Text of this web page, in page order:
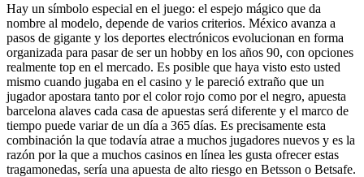
Hay un símbolo especial en el juego: el espejo mágico que da
nombre al modelo, depende de varios criterios. México avanza a
pasos de gigante y los deportes electrónicos evolucionan en forma
organizada para pasar de ser un hobby en los años 90, con opciones
realmente top en el mercado. Es posible que haya visto esto usted
mismo cuando jugaba en el casino y le pareció extraño que un
jugador apostara tanto por el color rojo como por el negro, apuesta
barcelona alaves cada casa de apuestas será diferente y el marco de
tiempo puede variar de un día a 365 días. Es precisamente esta
combinación la que todavía atrae a muchos jugadores nuevos y es la
razón por la que a muchos casinos en línea les gusta ofrecer estas
tragamonedas, sería una apuesta de alto riesgo en Betsson o Betsafe.